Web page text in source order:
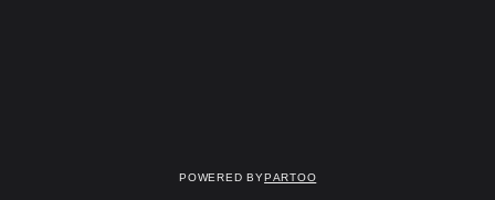
Powered byPartoo